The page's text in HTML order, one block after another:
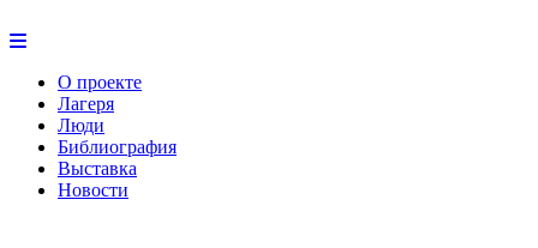
О проекте
Лагеря
Люди
Библиография
Выставка
Новости